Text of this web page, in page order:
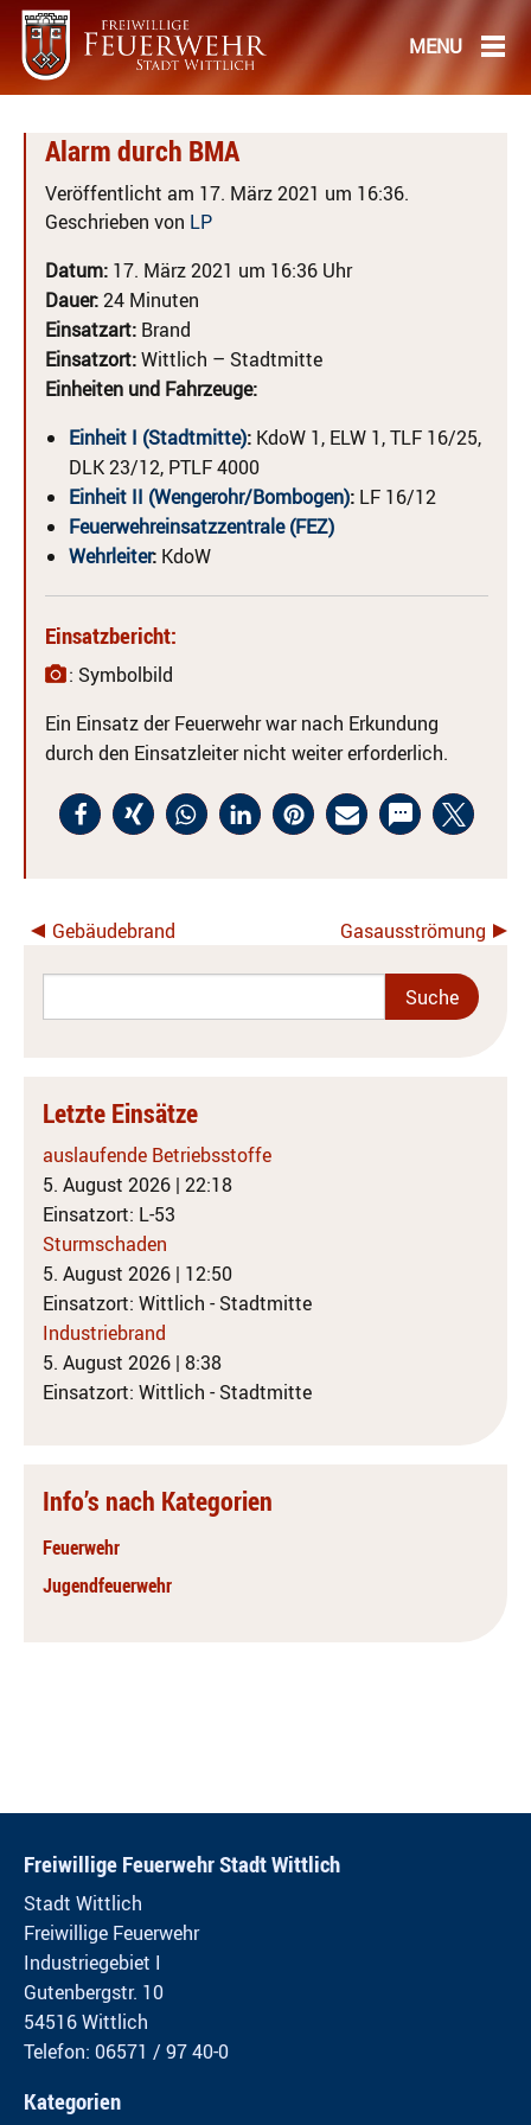
Alarm durch BMA
Veröffentlicht am 17. März 2021 um 16:36.
Geschrieben von LP
Datum: 17. März 2021 um 16:36 Uhr
Dauer:24 Minuten
Einsatzart: Brand
Einsatzort:Wittlich – Stadtmitte
Einheiten und Fahrzeuge:
Einheit I (Stadtmitte): KdoW 1, ELW 1, TLF 16/25,
DLK 23/12, PTLF 4000
Einheit II (Wengerohr/Bombogen): LF 16/12
Feuerwehreinsatzzentrale (FEZ)
Wehrleiter: KdoW
Einsatzbericht:
: Symbolbild
Ein Einsatz der Feuerwehr war nach Erkundung
durch den Einsatzleiter nicht weiter erforderlich.
Gebäudebrand Gasausströmung
Letzte Einsätze
auslaufende Betriebsstoffe
5. August 2026 | 22:18
Einsatzort: L-53
Sturmschaden
5. August 2026 | 12:50
Einsatzort: Wittlich - Stadtmitte
Industriebrand
5. August 2026 | 8:38
Einsatzort: Wittlich - Stadtmitte
Info’s nach Kategorien
Feuerwehr
Jugendfeuerwehr
Freiwillige Feuerwehr Stadt Wittlich
Stadt Wittlich
Freiwillige Feuerwehr
Industriegebiet I
Gutenbergstr. 10
54516 Wittlich
Telefon: 06571 / 97 40-0
Kategorien